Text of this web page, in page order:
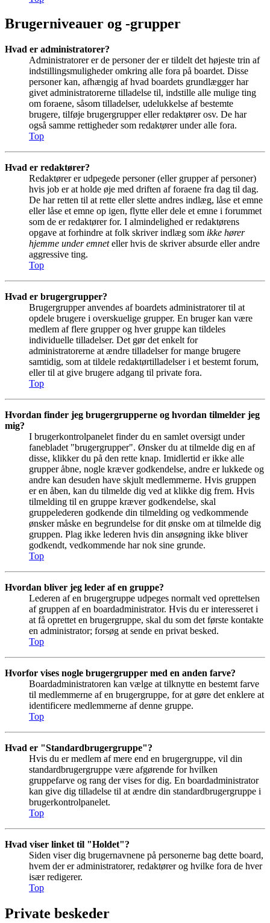
Brugerniveauer og -grupper
Hvad er administratorer?
Administratorer er de personer der er tildelt det højeste trin af
indstillingsmuligheder omkring alle fora på boardet. Disse
personer kan, afhængig af hvad boardets grundlægger har
givet administratorerne tilladelse til, indstille alle mulige ting
om foraene, såsom tilladelser, udelukkelse af bestemte
brugere, tilføje brugergrupper eller redaktører osv. De har
også samme rettigheder som redaktører under alle fora.
Top
Hvad er redaktører?
Redaktører er udpegede personer (eller grupper af personer)
hvis job er at holde øje med driften af foraene fra dag til dag.
De har retten til at rette eller slette andres indlæg, låse et emne
eller låse et emne op igen, flytte eller dele et emne i forummet
som de er redaktører for. I almindelighed er redaktørens
opgave at forhindre at folk skriver indlæg som ikke hører
hjemme under emneteller hvis de skriver absurde eller andre
aggressive ting.
Top
Hvad er brugergrupper?
Brugergrupper anvendes af boardets administratorer til at
opdele brugere i overskuelige grupper. En bruger kan være
medlem af flere grupper og hver gruppe kan tildeles
individuelle tilladelser. Det gør det enkelt for
administratorerne at ændre tilladelser for mange brugere
samtidig, som at tildele redaktørtilladelser i et bestemt forum,
eller til at give brugere adgang til private fora.
Top
Hvordan finder jeg brugergrupperne og hvordan tilmelder jeg
mig?
I brugerkontrolpanelet finder du en samlet oversigt under
fanebladet "brugergrupper". Ønsker du at tilmelde dig en af
disse, klikker du på den rette knap. Imidlertid er ikke alle
grupper åbne, nogle kræver godkendelse, andre er lukkede og
andre kan desuden have skjult medlemmerne. Hvis gruppen
er en åben, kan du tilmelde dig ved at klikke dig frem. Hvis
tilmelding til en gruppe kræver godkendelse, skal
gruppelederen godkende din tilmelding og vedkommende
ønsker måske en begrundelse for dit ønske om at tilmelde dig
gruppen. Plag ikke lederen hvis din ansøgning ikke bliver
godkendt, vedkommende har nok sine grunde.
Top
Hvordan bliver jeg leder af en gruppe?
Lederen af en brugergruppe udpeges normalt ved oprettelsen
af gruppen af en boardadministrator. Hvis du er interesseret i
at få oprettet en brugergruppe, skal du som det første kontakte
en administrator; forsøg at sende en privat besked.
Top
Hvorfor vises nogle brugergrupper med en anden farve?
Boardadministratoren kan vælge at tilknytte en bestemt farve
til medlemmerne af en brugergruppe, for at gøre det enklere at
identificere medlemmerne af denne gruppe.
Top
Hvad er "Standardbrugergruppe"?
Hvis du er medlem af mere end en brugergruppe, vil din
standardbrugergruppe være afgørende for hvilken
gruppefarve og rang der vises for dig. En boardadministrator
kan give dig tilladelse til at ændre din standardbrugergruppe i
brugerkontrolpanelet.
Top
Hvad viser linket til "Holdet"?
Siden viser dig brugernavnene på personerne bag dette board,
hvem der er administratorer, redaktører og hvilke fora de hver
især redigerer.
Top
Private beskeder